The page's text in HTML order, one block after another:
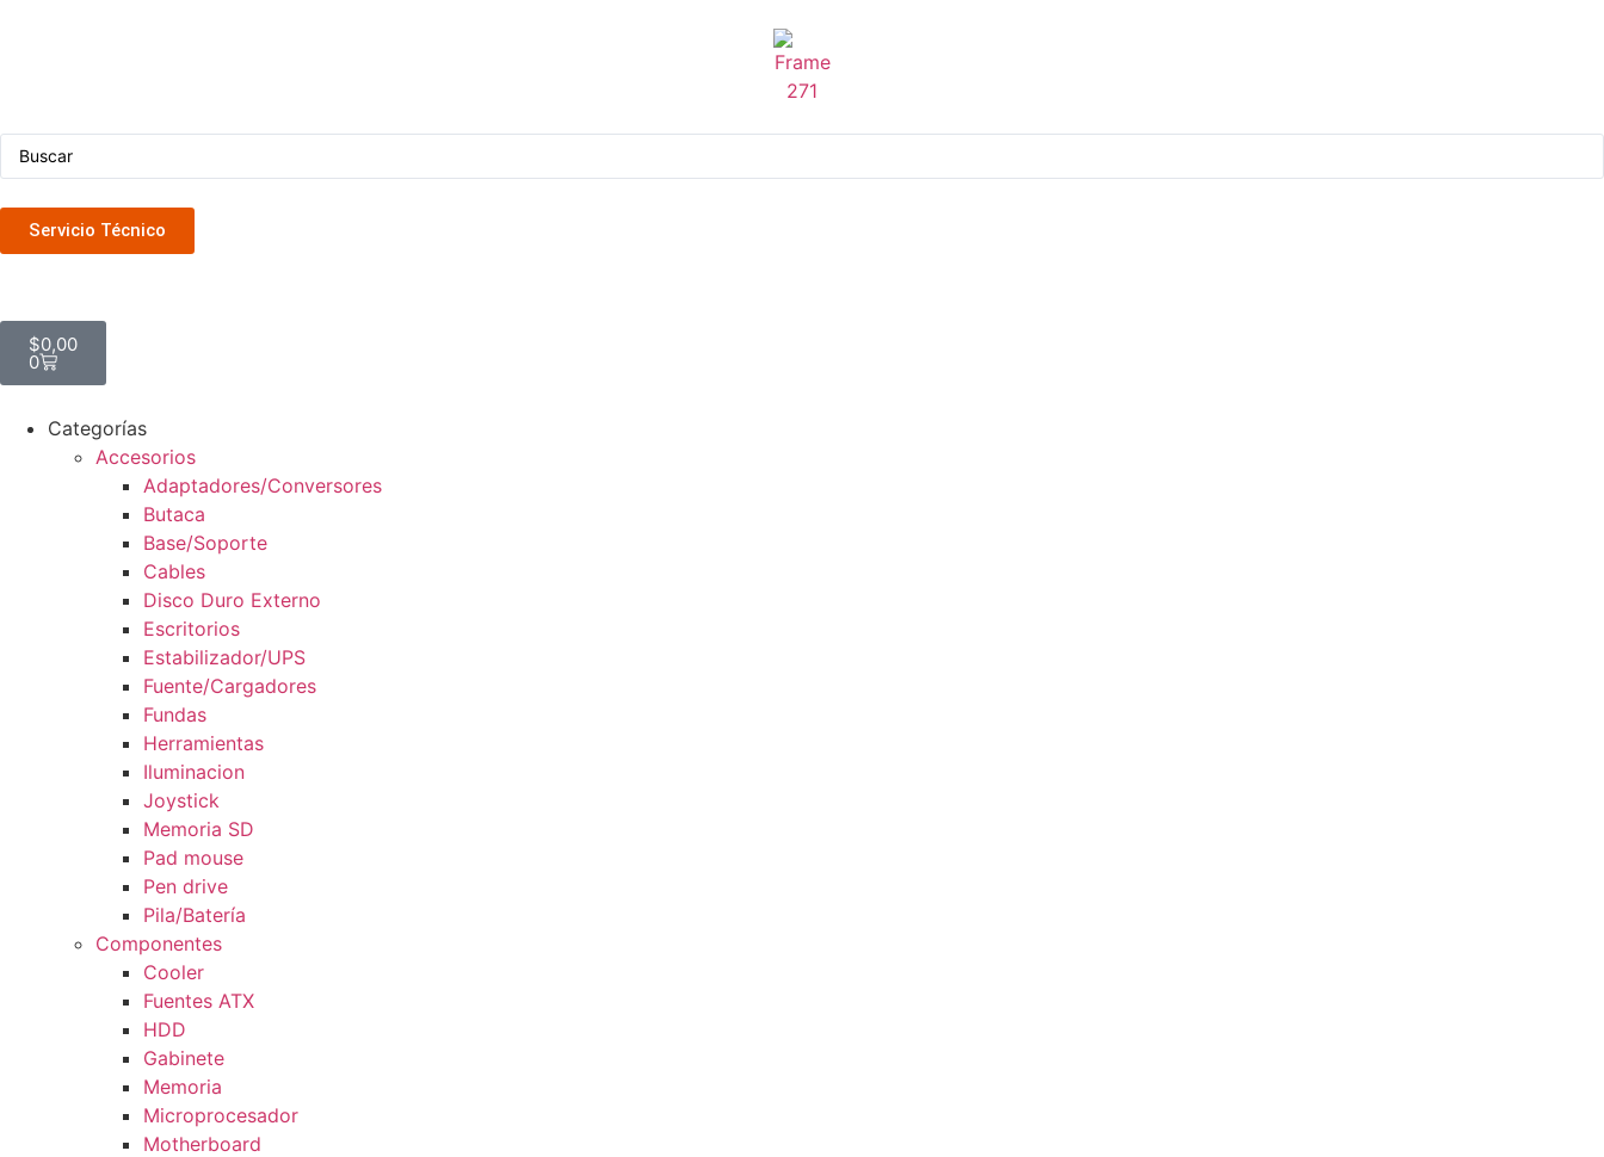
Servicio Técnico
$0,00
0
Categorías
Accesorios
Adaptadores/Conversores
Butaca
Base/Soporte
Cables
Disco Duro Externo
Escritorios
Estabilizador/UPS
Fuente/Cargadores
Fundas
Herramientas
Iluminacion
Joystick
Memoria SD
Pad mouse
Pen drive
Pila/Batería
Componentes
Cooler
Fuentes ATX
HDD
Gabinete
Memoria
Microprocesador
Motherboard